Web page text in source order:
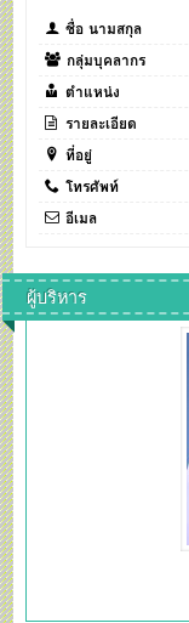
ชื่อ นามสกุล
กลุ่มบุคลากร
ตำแหน่ง
รายละเอียด
ที่อยู่
โทรศัพท์
อีเมล
ผู้บริหาร